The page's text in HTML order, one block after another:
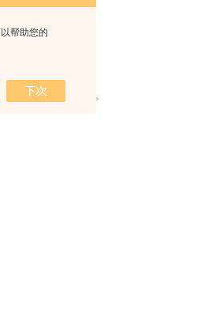
帮助您的
中空体积408mL)。